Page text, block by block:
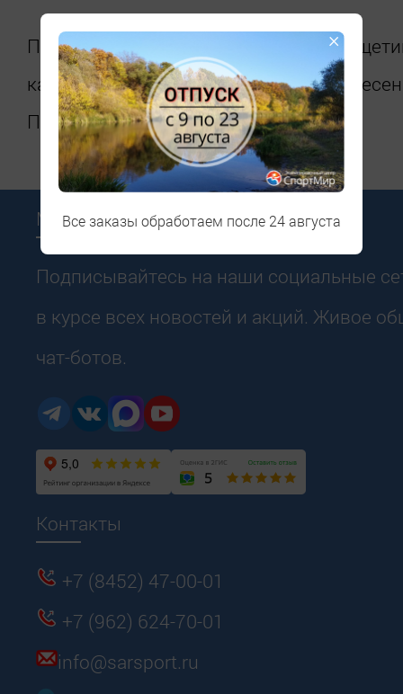
Прямоугольная щетка с набивкой из
кабана 0,15 мм. Вторая щетка для
Произведите 5-10 движений
Мы в соцсетях
Подписывайтесь на наши социальные
в курсе всех новостей и акций. Живое
чат-ботов.
Контакты
+7 (8452) 47-00-01
+7 (962) 624-70-01
info@sarsport.ru
×
Все заказы обработаем после 24 августа